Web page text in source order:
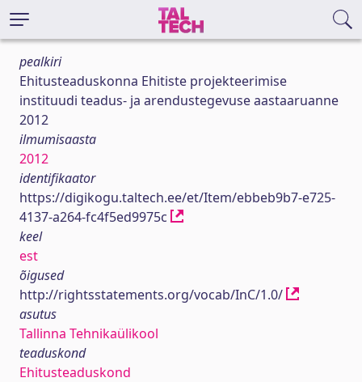
pealkiri
Ehitusteaduskonna Ehitiste projekteerimise
instituudi teadus- ja arendustegevuse aastaaruanne
2012
ilmumisaasta
2012
identifikaator
https://digikogu.taltech.ee/et/Item/ebbeb9b7-e725-
4137-a264-fc4f5ed9975c
keel
est
õigused
http://rightsstatements.org/vocab/InC/1.0/
asutus
Tallinna Tehnikaülikool
teaduskond
Ehitusteaduskond